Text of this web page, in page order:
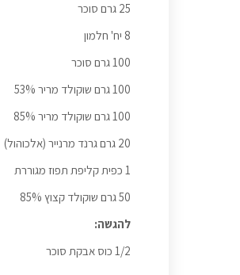
25 גרם סוכר
8 יח' חלמון
100 גרם סוכר
100 גרם שוקולד מריר 53%
100 גרם שוקולד מריר 85%
20 גרם גרנד מרנייר (אלכוהול)
1 כפית קליפת תפוז מגוררת
50 גרם שוקולד קצוץ 85%
להגשה:
1/2 כוס אבקת סוכר